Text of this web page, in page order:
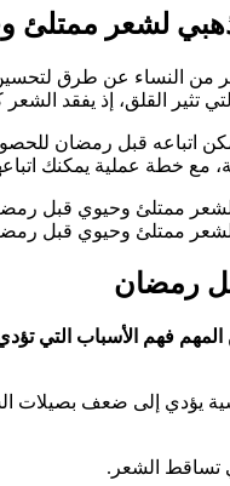
ذهبي لشعر
من النساء عن طرق
تثير القلق، إذ يفقد الشعر
اتباعه قبل رمضان للحصول
مع خطة عملية يمكنك
لشعر ممتلئ وحيوي قبل
ممتلئ وحيوي قبل
رمضان
فهم الأسباب التي
يؤدي إلى ضعف بصيلات
تساقط الشعر.